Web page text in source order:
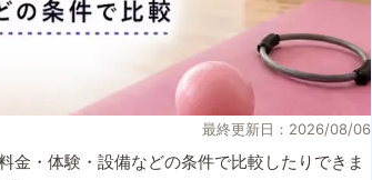
最終更新日：2026/08/06
金・体験・設備などの条件で比較したりできま